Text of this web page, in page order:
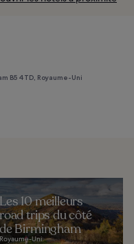
B5 4TD, Royaume-Uni
Les 10 meilleurs
trips du côté
Birmingham
Royaume-Uni